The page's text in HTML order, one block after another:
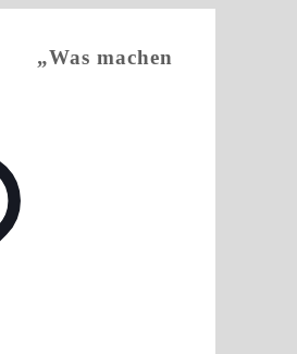
„Was machen